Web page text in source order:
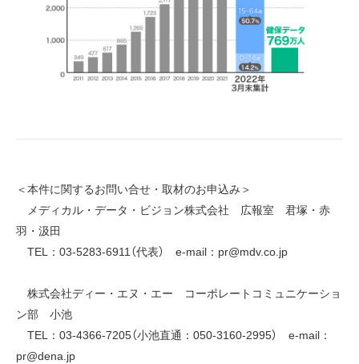
＜本件に関するお問い合せ・取材のお申込み＞
メディカル・データ・ビジョン株式会社 広報室 君塚・赤
羽・汲田
TEL：03-5283-6911（代表） e-mail：pr@mdv.co.jp
株式会社ディー・エヌ・エー コーポレートコミュニケーショ
ン部 小池
TEL：03-4366-7205（小池直通：050-3160-2995） e-mail：
pr@dena.jp